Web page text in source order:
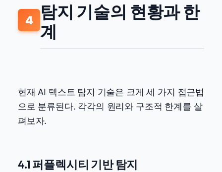
4 탐지 기술의 현황과 한
계
현재 AI 텍스트 탐지 기술은 크게 세 가지 접근법
으로 분류된다. 각각의 원리와 구조적 한계를 살
펴보자.
4.1 퍼플렉시티 기반 탐지